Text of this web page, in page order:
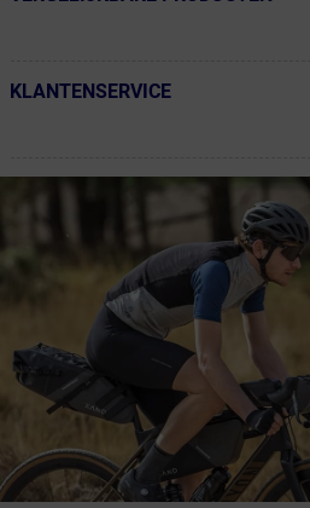
← Terug naar productnavigatie
KLANTENSERVICE